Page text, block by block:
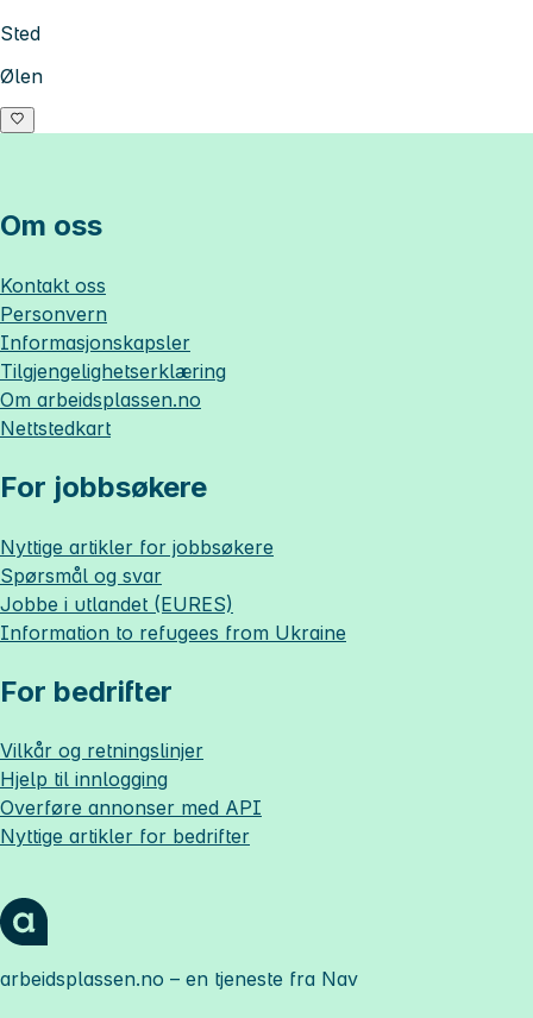
Sted
Ølen
Om oss
Kontakt oss
Personvern
Informasjonskapsler
Tilgjengelighetserklæring
Om arbeidsplassen.no
Nettstedkart
For jobbsøkere
Nyttige artikler for jobbsøkere
Spørsmål og svar
Jobbe i utlandet (EURES)
Information to refugees from Ukraine
For bedrifter
Vilkår og retningslinjer
Hjelp til innlogging
Overføre annonser med API
Nyttige artikler for bedrifter
arbeidsplassen.no – en tjeneste fra Nav